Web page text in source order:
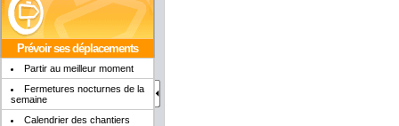
Prévoir ses déplacements
Partir au meilleur moment
Fermetures nocturnes de la
semaine
Calendrier des chantiers